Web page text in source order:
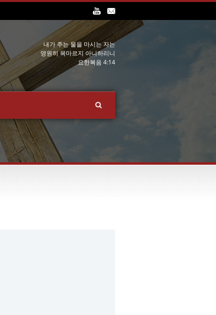
내가 주는 물을 마시는 자는
영원히 목마르지 아니하리니
요한복음 4:14